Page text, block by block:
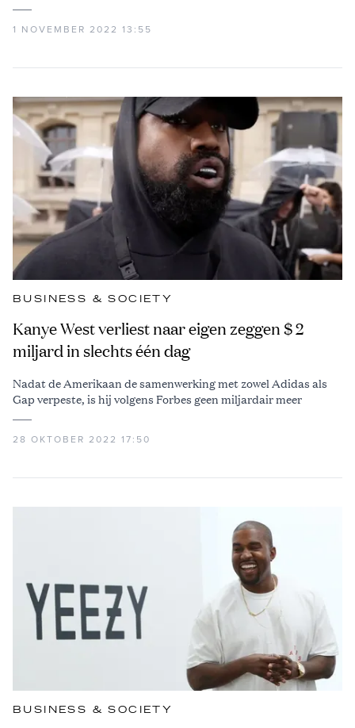
1 NOVEMBER 2022 13:55
BUSINESS & SOCIETY
Kanye West verliest naar eigen zeggen $ 2
miljard in slechts één dag
Nadat de Amerikaan de samenwerking met zowel Adidas als
Gap verpeste, is hij volgens Forbes geen miljardair meer
28 OKTOBER 2022 17:50
BUSINESS & SOCIETY